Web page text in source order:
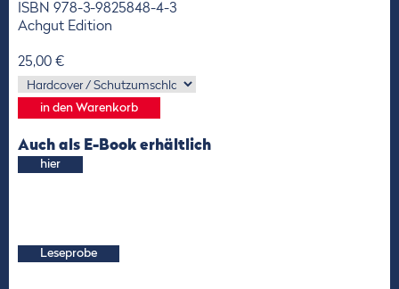
ISBN 978-3-9825848-4-3
Achgut Edition
25,00 €
Auch als E-Book erhältlich
hier
Leseprobe